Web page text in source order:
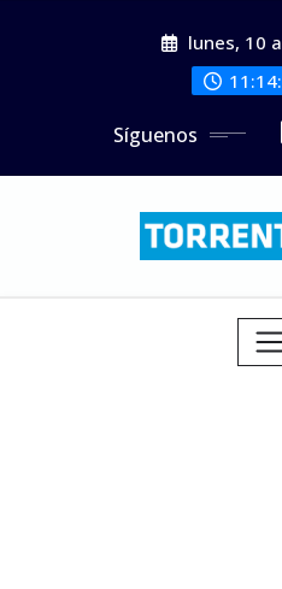
lunes, 10
Síguenos